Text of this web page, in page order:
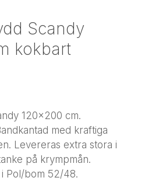
Scandy
kokbart
120×200 cm.
med kraftiga
Levereras extra stora i
på krympmån.
Pol/bom 52/48.